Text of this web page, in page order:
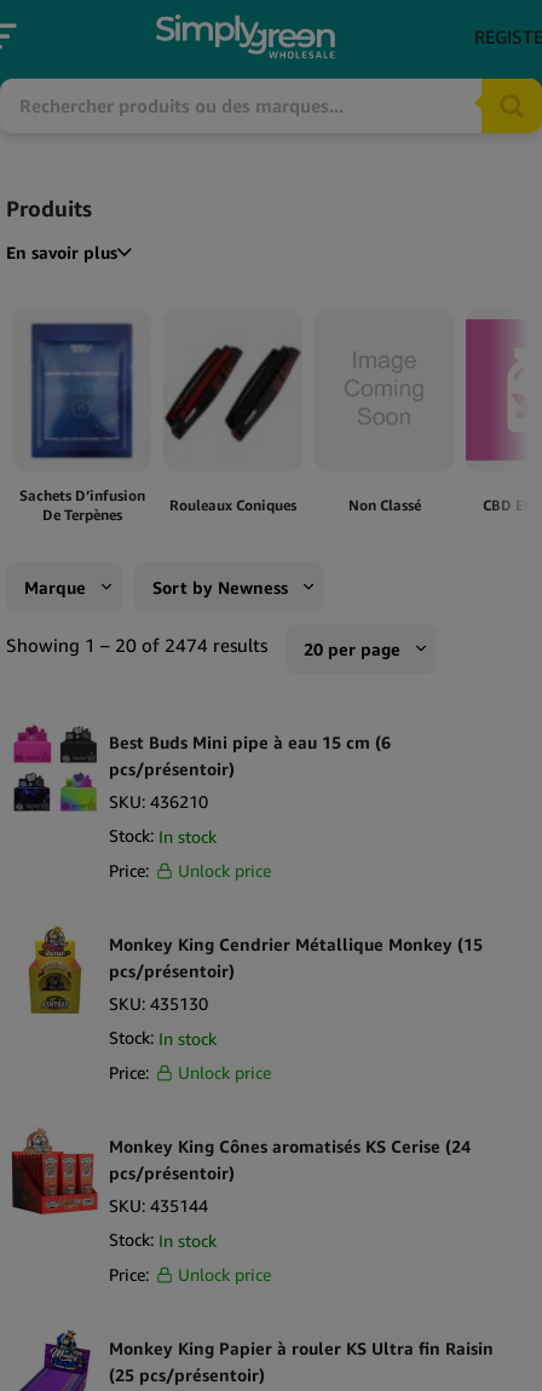
Produits
En savoir plus
Sachets D’infusion
De Terpènes
Rouleaux Coniques Non Classé CBD Et
Marque
Futurola
AirVape
Silver Match
V-Syndicate
Amsterdam Genetics
Astra Hemp
Barney's Farm
Best Buds
Black Sheep
Bubbly Billy
Buddies
Cali Terpenes
Cannabis Airlines
Sort by Newness
Sort by Popularity
Sort by Price high to low
Sort by Newness
Showing 1 – 20 of 2474 results 20 per page
20 per page
Best Buds Mini pipe à eau 15 cm (6
pcs/présentoir)
SKU: 436210
Stock: In stock
Price:
Unlock price
Monkey King Cendrier Métallique Monkey (15
pcs/présentoir)
SKU: 435130
Stock: In stock
Price:
Unlock price
Monkey King Cônes aromatisés KS Cerise (24
pcs/présentoir)
SKU: 435144
Stock: In stock
Price:
Unlock price
Monkey King Papier à rouler KS Ultra fin Raisin
(25 pcs/présentoir)